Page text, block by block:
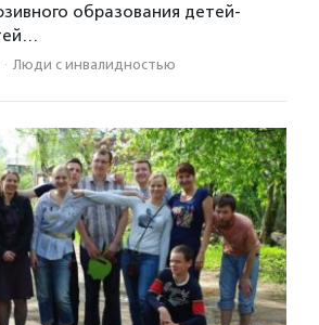
образования детей-
· Люди с инвалидностью